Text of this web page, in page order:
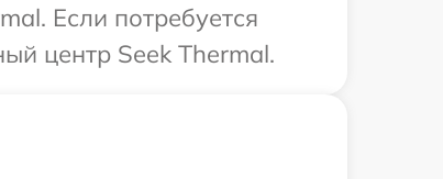
Если потребуется
центр Seek Thermal.